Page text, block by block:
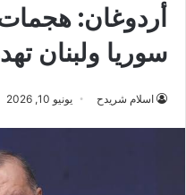
أردوغان:
سوريا ولبنان
اسلام شريدح يونيو 10, 2026